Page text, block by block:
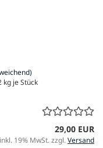
kg je Stück
29,00 EUR
inkl. 19% MwSt. zzgl.Versand